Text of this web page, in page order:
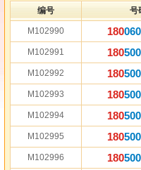
编号 号
M102990 180
M102991 180
M102992 180
M102993 180
M102994 180
M102995 180
M102996 180